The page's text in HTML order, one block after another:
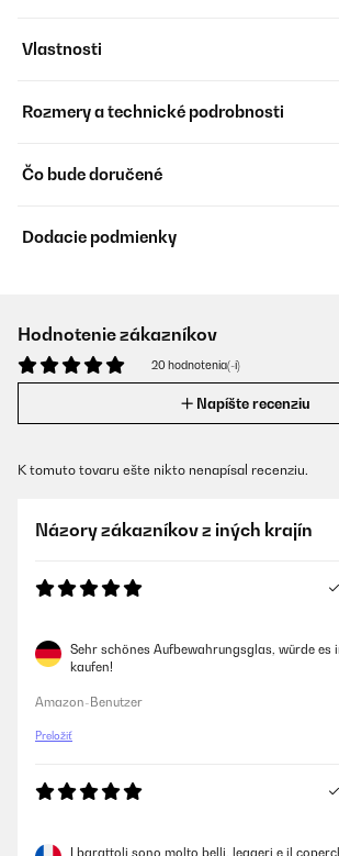
Vlastnosti
Rozmery a technické podrobnosti
Čo bude doručené
Dodacie podmienky
Hodnotenie zákazníkov
20 hodnotenia(-í)
Napíšte recenziu
K tomuto tovaru ešte nikto nenapísal recenziu.
Názory zákazníkov z iných krajín
Sehr schönes Aufbewahrungsglas, würde es
kaufen!
Amazon-Benutzer
Preložiť
I barattoli sono molto belli, leggeri e il